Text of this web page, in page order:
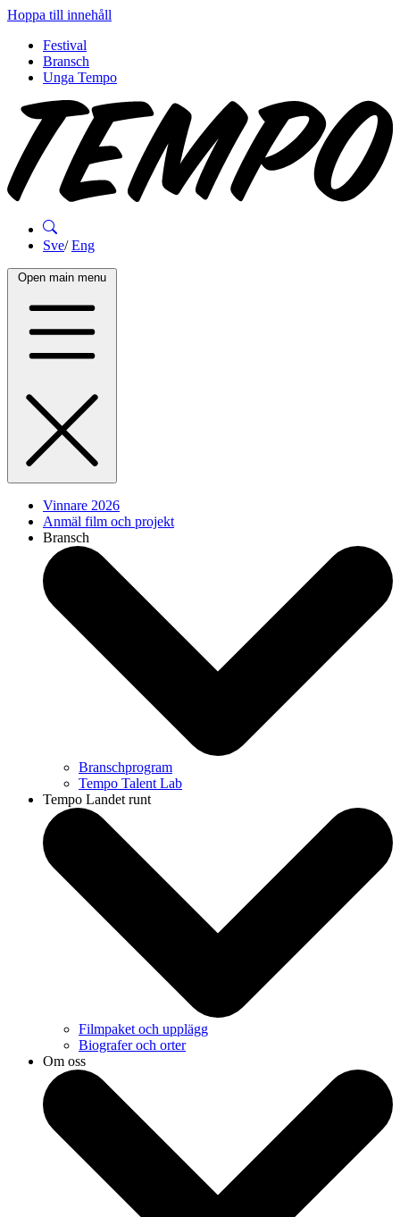
Hoppa till innehåll
Festival
Bransch
Unga Tempo
Sve/Eng
Open main menu
Vinnare 2026
Anmäl film och projekt
Bransch
Branschprogram
Tempo Talent Lab
Tempo Landet runt
Filmpaket och upplägg
Biografer och orter
Om oss